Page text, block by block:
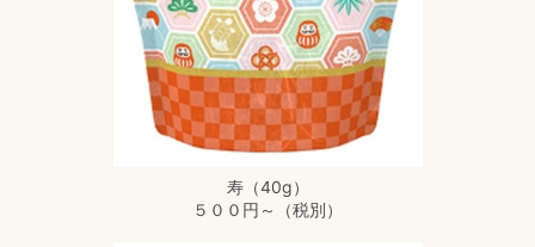
寿（40g）
５００円～（税別）